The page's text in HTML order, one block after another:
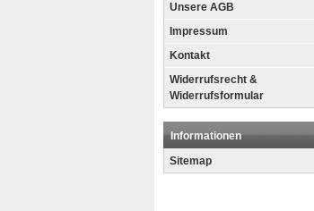
Unsere AGB
Impressum
Kontakt
Widerrufsrecht &
Widerrufsformular
Informationen
Sitemap